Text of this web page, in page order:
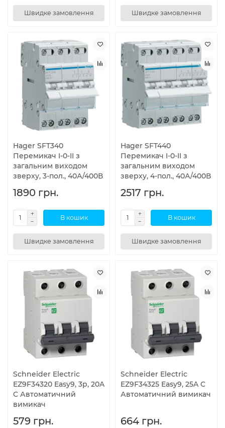
Швидке замовлення Швидке замовлення
Hager SFT340
Перемикач I-0-II з
загальним виходом
зверху, 3-пол., 40А/400В
1890 грн.
В кошик
Швидке замовлення
Hager SFT440
Перемикач I-0-II з
загальним виходом
зверху, 4-пол., 40А/400В
2517 грн.
В кошик
Швидке замовлення
Schneider Electric
EZ9F34320 Easy9, 3p, 20A
C Автоматичний
вимикач
579 грн.
Schneider Electric
EZ9F34325 Easy9, 25A C
Автоматичний вимикач
664 грн.